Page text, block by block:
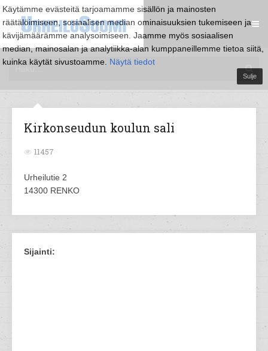
Käytämme evästeitä tarjoamamme sisällön ja mainosten
räätälöimiseen, sosiaalisen median ominaisuuksien tukemiseen ja
kävijämäärämme analysoimiseen. Jaamme myös sosiaalisen
median, mainosalan ja analytiikka-alan kumppaneillemme tietoa siitä,
kuinka käytät sivustoamme. Näytä tiedot
Sulje
Kirkonseudun koulun sali
11457
Urheilutie 2
14300 RENKO
Sijainti: